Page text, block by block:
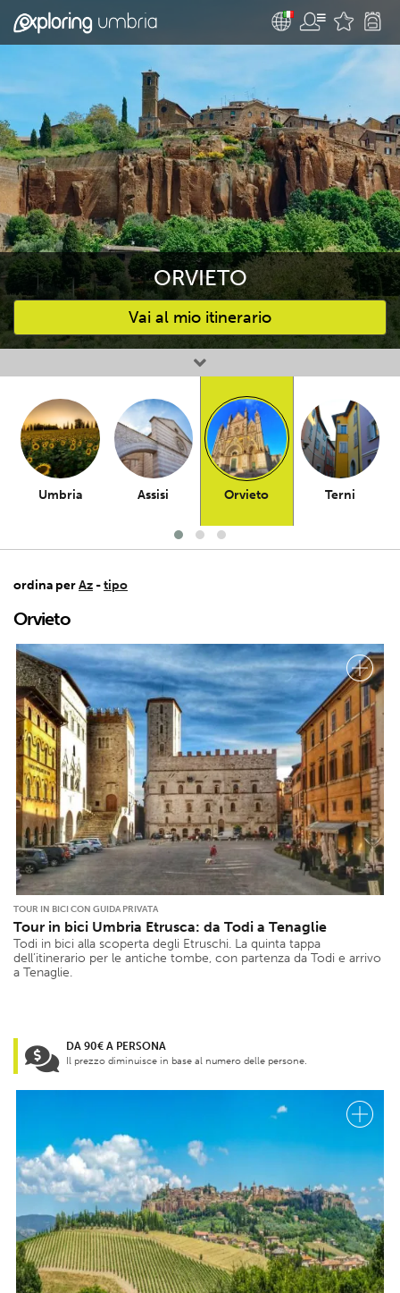
ORVIETO
Vai al mio itinerario
Attività preferite
Umbria Assisi Orvieto Terni
ordina perAz -tipo
Orvieto
TOUR IN BICI CON GUIDA PRIVATA
Tour in bici Umbria Etrusca: da Todi a Tenaglie
Todi in bici alla scoperta degli Etruschi. La quinta tappa
dell’itinerario per le antiche tombe, con partenza da Todi e arrivo
a Tenaglie.
DA 90€ A PERSONA
Il prezzo diminuisce in base al numero delle persone.